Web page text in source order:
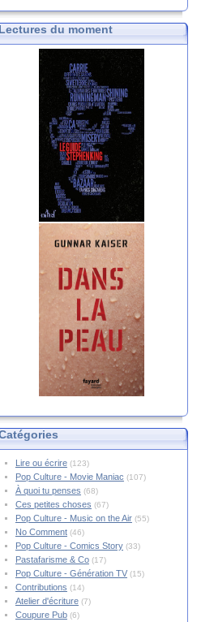
du moment
Lire ou écrire(123)
Pop Culture - Movie Maniac (107)
À quoi tu penses (68)
Ces petites choses (67)
Pop Culture - Music on the Air(55)
No Comment(46)
Pop Culture - Comics Story(33)
Pastafarisme & Co(17)
Pop Culture - Génération TV(15)
Contributions (14)
Atelier d'écriture(7)
Coupure Pub(6)